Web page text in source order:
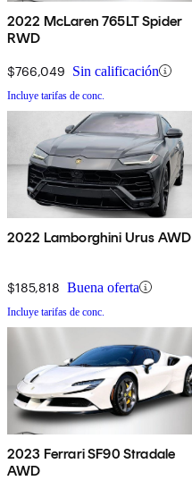
2022 McLaren 765LT Spider
RWD
$766,049 Sin calificación
Incluye tarifas de conc.
2022 Lamborghini Urus AWD
$185,818 Buena oferta
Incluye tarifas de conc.
2023 Ferrari SF90 Stradale
AWD